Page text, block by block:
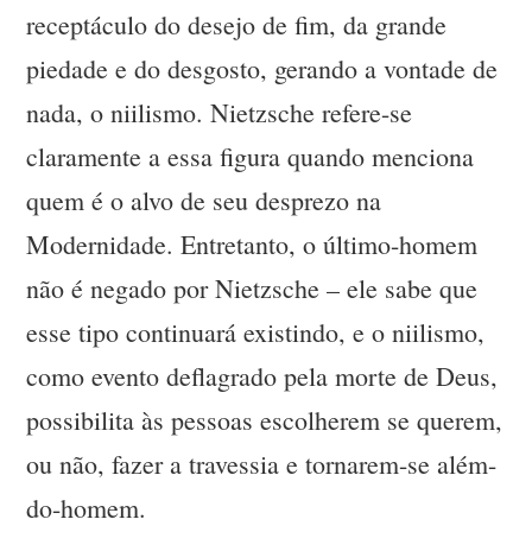
receptáculo do desejo de fim, da grande
piedade e do desgosto, gerando a vontade de
nada, o niilismo. Nietzsche refere-se
claramente a essa figura quando menciona
quem é o alvo de seu desprezo na
Modernidade. Entretanto, o último-homem
não é negado por Nietzsche – ele sabe que
esse tipo continuará existindo, e o niilismo,
como evento deflagrado pela morte de Deus,
possibilita às pessoas escolherem se querem,
ou não, fazer a travessia e tornarem-se além-
do-homem.